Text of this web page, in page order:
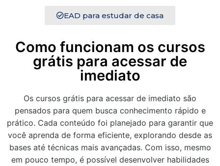
EAD para estudar de casa
Como funcionam os cursos
grátis para acessar de
imediato
Os cursos grátis para acessar de imediato são
pensados para quem busca conhecimento rápido e
prático. Cada conteúdo foi planejado para garantir que
você aprenda de forma eficiente, explorando desde as
bases até técnicas mais avançadas. Com isso, mesmo
em pouco tempo, é possível desenvolver habilidades